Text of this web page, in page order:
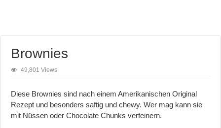
Brownies
49,801 Views
Diese Brownies sind nach einem Amerikanischen Original
Rezept und besonders saftig und chewy. Wer mag kann sie
mit Nüssen oder Chocolate Chunks verfeinern.